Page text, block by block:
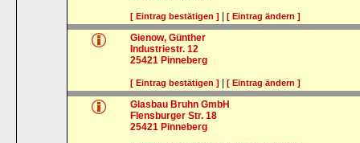
[ Eintrag bestätigen ] |[ Eintrag ändern ]
Gienow, Günther
Industriestr. 12
25421 Pinneberg
[ Eintrag bestätigen ] |[ Eintrag ändern ]
Glasbau Bruhn GmbH
Flensburger Str. 18
25421 Pinneberg